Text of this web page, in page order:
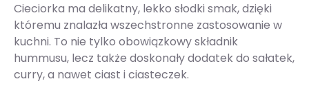
Cieciorka ma delikatny, lekko słodki smak, dzięki
któremu znalazła wszechstronne zastosowanie w
kuchni. To nie tylko obowiązkowy składnik
hummusu, lecz także doskonały dodatek do sałatek,
curry, a nawet ciast i ciasteczek.